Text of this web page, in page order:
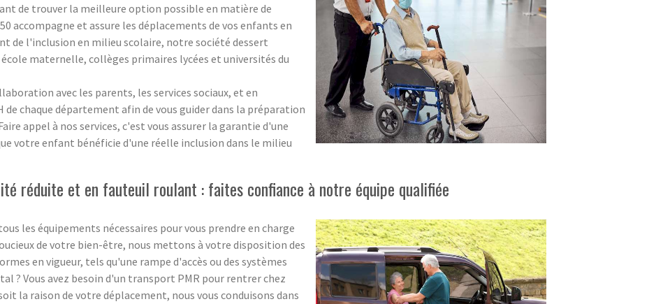
de trouver la meilleure option possible en matière de
accompagne et assure les déplacements de vos enfants en
de l'inclusion en milieu scolaire, notre société dessert
maternelle, collèges primaires lycées et universités du
avec les parents, les services sociaux, et en
de chaque département afin de vous guider dans la préparation
appel à nos services, c'est vous assurer la garantie d'une
votre enfant bénéficie d'une réelle inclusion dans le milieu
réduite et en fauteuil roulant : faites confiance à notre équipe qualifiée
les équipements nécessaires pour vous prendre en charge
de votre bien-être, nous mettons à votre disposition des
en vigueur, tels qu'une rampe d'accès ou des systèmes
? Vous avez besoin d'un transport PMR pour rentrer chez
la raison de votre déplacement, nous vous conduisons dans